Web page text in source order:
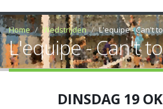
Home Wedstrijden L'equipe - Can't
L'equipe - Can't
DINSDAG 19